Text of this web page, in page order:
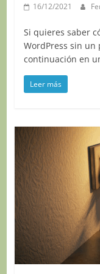
16/12/2021
Si quieres saber
WordPress sin
continuación en
Leer más